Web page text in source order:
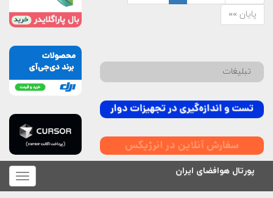
پایان »»
تبلیغات
برای
نمایش
پورتال هوافضای ایران